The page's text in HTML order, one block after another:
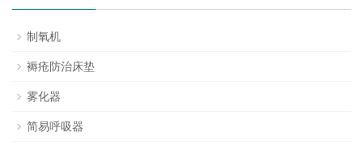
制氧机
褥疮防治床垫
雾化器
简易呼吸器